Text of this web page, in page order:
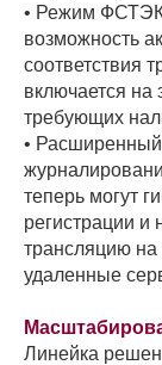
• Режим
возможность
соответствия
включается на
требующих
•
теперь могут
регистрации и
трансляцию
удаленные
Линейка